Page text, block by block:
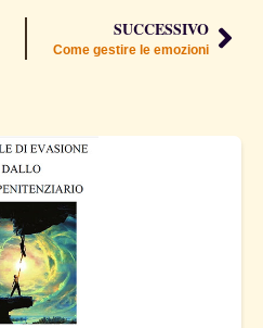
SUCCESSIVO
Come gestire le emozioni